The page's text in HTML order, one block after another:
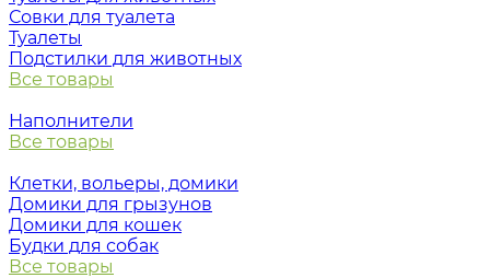
Совки для туалета
Туалеты
Подстилки для животных
Все товары
Наполнители
Все товары
Клетки, вольеры, домики
Домики для грызунов
Домики для кошек
Будки для собак
Все товары